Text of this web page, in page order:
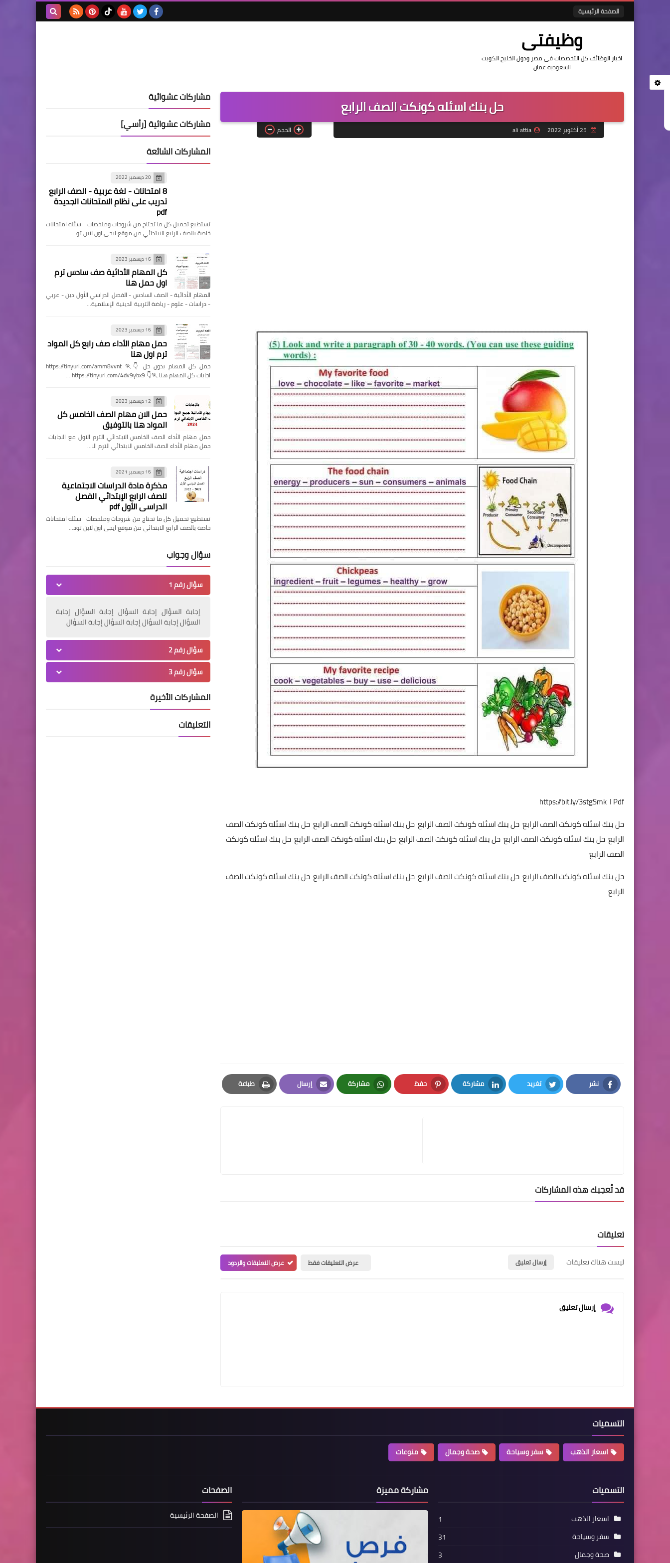
الصفحة الرئيسية
وظيفتى
اخبار الوظائف كل التخصصات فى مصر ودول الخليج الكويت
السعوديه عمان
حل بنك اسئله كونكت الصف الرابع
ali attia الحجم
Pdf ا https://bit.ly/3stgSmk
حل بنك اسئله كونكت الصف الرابع حل بنك اسئله كونكت الصف الرابع حل بنك اسئله كونكت الصف الرابع حل بنك اسئله كونكت الصف
الرابع حل بنك اسئله كونكت الصف الرابع حل بنك اسئله كونكت الصف الرابع حل بنك اسئله كونكت الصف الرابع حل بنك اسئله كونكت
الصف الرابع
حل بنك اسئله كونكت الصف الرابع حل بنك اسئله كونكت الصف الرابع حل بنك اسئله كونكت الصف الرابع حل بنك اسئله كونكت الصف
الرابع
نشر
Facebook
تغريد
Twitter
مشاركة
LinkedIn
حفظ
Pinterest
مشاركة
Whatsapp
إرسال
Email
طباعة
Print
قد تُعجبك هذه المشاركات
تعليقات
ليست هناك تعليقات إرسال تعليق عرض التعليقات فقط عرض التعليقات والردود
إرسال تعليق
مشاركات عشوائية
مشاركات عشوائية [رأسي]
المشاركات الشائعة
20 ديسمبر 2022
8 امتحانات - لغة عربية - الصف الرابع
تدريب على نظام الامتحانات الجديدة
pdf
تستطيع تحميل كل ما تحتاج من شروحات وملخصات اسئله امتحانات
خاصة بالصف الرابع الابتدائي من موقع ايجى اون لاين تو…
16 ديسمبر 2023
كل المهام الأدائية صف سادس ترم
اول حمل هنا
المهام الأدائية - الصف السادس - الفصل الدراسي الأول دين - عربي
- دراسات - علوم - رياضة التربية الدينية الإسلامية…
16 ديسمبر 2023
حمل مهام الأداء صف رابع كل المواد
ترم اول هنا
حمل كل المهام بدون حل 👇🏃 https://tinyurl.com/amm8vvnt
اجابات كل المهام هنا 🏃👇 https://tinyurl.com/4dv9ybx9 …
12 ديسمبر 2023
حمل الان مهام الصف الخامس كل
المواد هنا بالتوفيق
حمل مهام الأداء الصف الخامس الابتدائي الترم الاول مع الاجابات
حمل مهام الأداء الصف الخامس الابتدائي الترم الا…
16 ديسمبر 2021
مذكرة مادة الدراسات الاجتماعية
للصف الرابع الإبتدائي الفصل
الدراسي الأول pdf
تستطيع تحميل كل ما تحتاج من شروحات وملخصات اسئله امتحانات
خاصة بالصف الرابع الابتدائي من موقع ايجى اون لاين تود…
سؤال وجواب
سؤال رقم 1
إجابة السؤال إجابة السؤال إجابة السؤال إجابة
السؤال إجابة السؤال إجابة السؤال إجابة السؤال
سؤال رقم 2
سؤال رقم 3
المشاركات الأخيرة
التعليقات
التسميات
اسعار الذهب سفر وسياحة صحة وجمال منوعات
التسميات
اسعار الذهب
1
سفر وسياحة
31
صحة وجمال
3
مشاركة مميزة الصفحات
الصفحة الرئيسية